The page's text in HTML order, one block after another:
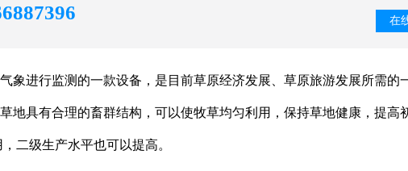
在
象进行监测的一款设备，是目前草原经济发展、草原旅游发展所需的
地具有合理的畜群结构，可以使牧草均匀利用，保持草地健康，提高
二级生产水平也可以提高。